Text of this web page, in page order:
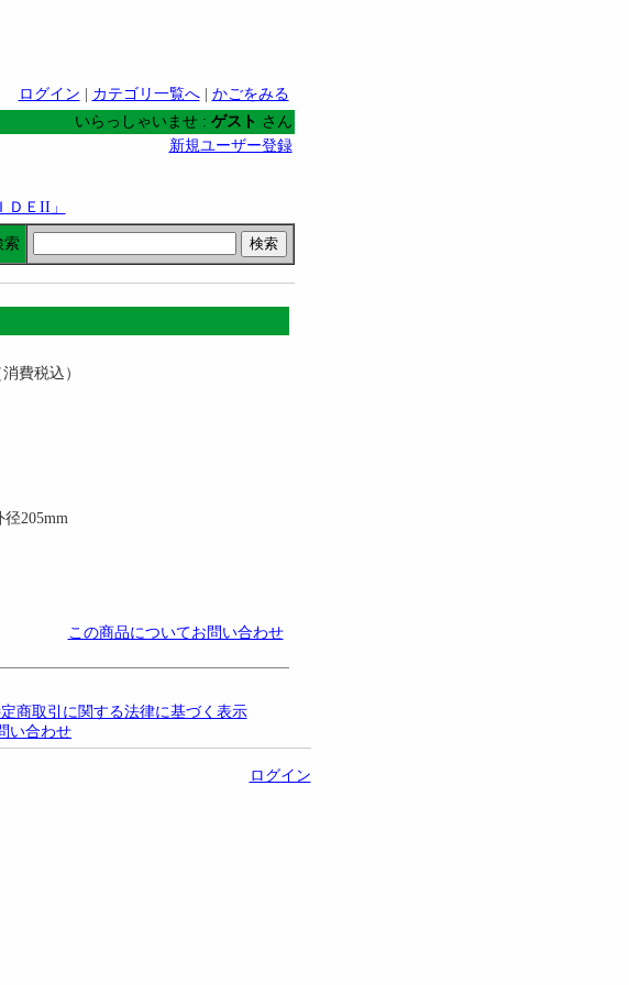
ログイン カテゴリ一覧へ| かごをみる
いらっしゃいませ : ゲスト さん
新規ユーザー登録
ＤＥII」
索
費税込）
205mm
この商品についてお問い合わせ
商取引に関する法律に基づく表示
い合わせ
ログイン